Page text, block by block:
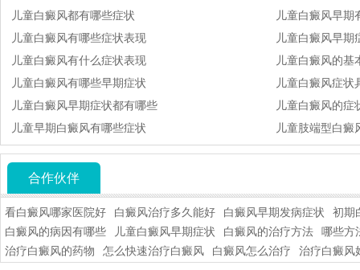
儿童白癜风都有哪些症状
儿童白癜风早期
儿童白癜风有哪些症状表现
儿童白癜风早期
儿童白癜风有什么症状表现
儿童白癜风的基
儿童白癜风有哪些早期症状
儿童白癜风症状
儿童白癜风早期症状都有哪些
儿童白癜风的症
儿童早期白癜风有哪些症状
儿童肢端型白癜
合作伙伴
看白癜风哪家医院好 白癜风治疗多久能好 白癜风早期发病症状
初期
白癜风的病因有哪些
儿童白癜风早期症状 白癜风的治疗方法
哪些方
治疗白癜风的药物
怎么快速治疗白癜风 白癜风怎么治疗 治疗白癜风